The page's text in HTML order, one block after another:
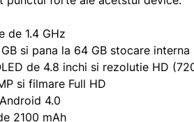
de 1.4 GHz
si pana la 64 GB stocare interna
de 4.8 inchi si rezolutie HD
si filmare Full HD
4.0
2100 mAh